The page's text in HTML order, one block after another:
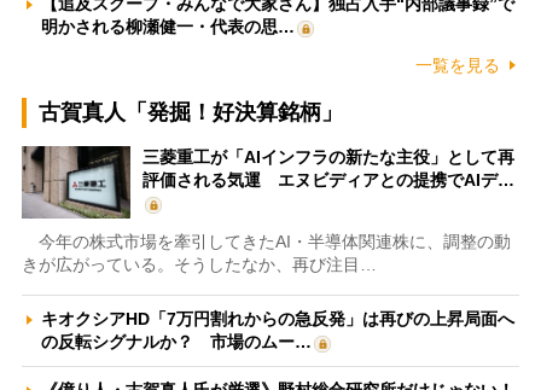
明かされる柳瀬健一・代表の思…
一覧を見る
古賀真人「発掘！好決算銘柄」
三菱重工が「AIインフラの新たな主役」として再
評価される気運 エヌビディアとの提携でAIデ…
今年の株式市場を牽引してきたAI・半導体関連株に、調整の動
きが広がっている。そうしたなか、再び注目…
キオクシアHD「7万円割れからの急反発」は再びの上昇局面へ
の反転シグナルか？ 市場のムー…